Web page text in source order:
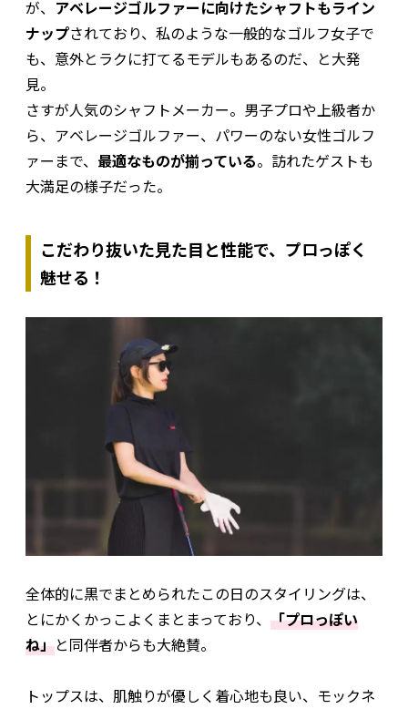
が、 アベレージゴルファーに向けたシャフトもライン
ナップされており、私のような一般的なゴルフ女子で
も、意外とラクに打てるモデルもあるのだ、と大発
見。
さすが人気のシャフトメーカー。男子プロや上級者か
ら、アベレージゴルファー、パワーのない女性ゴルフ
ァーまで、 最適なものが揃っている。訪れたゲストも
大満足の様子だった。
こだわり抜いた見た目と性能で、プロっぽく
魅せる！
全体的に黒でまとめられたこの日のスタイリングは、
とにかくかっこよくまとまっており、 「プロっぽい
ね」と同伴者からも大絶賛。
トップスは、肌触りが優しく着心地も良い、モックネ